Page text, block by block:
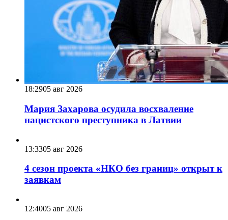
18:2905 авг 2026
Мария Захарова осудила восхваление
нацистского преступника в Латвии
13:3305 авг 2026
4 сезон проекта «НКО без границ» открыт к
заявкам
12:4005 авг 2026